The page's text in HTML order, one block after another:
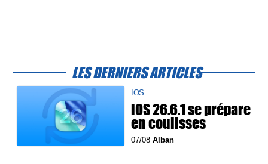
LES DERNIERS ARTICLES
IOS
iOS 26.6.1 se prépare
en coulisses
07/08Alban